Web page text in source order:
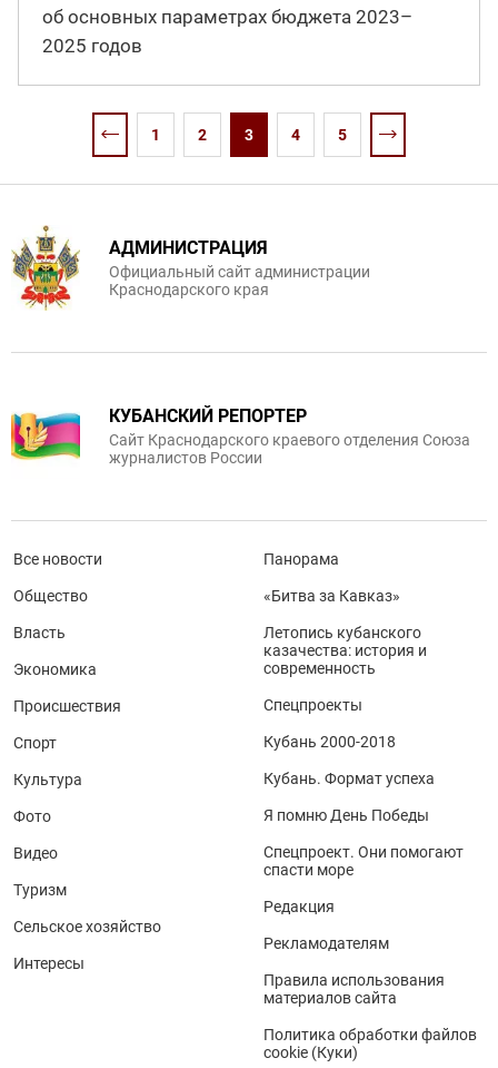
об основных параметрах бюджета 2023–
2025 годов
1 2 3 4 5
АДМИНИСТРАЦИЯ
Официальный сайт администрации
Краснодарского края
КУБАНСКИЙ РЕПОРТЕР
Сайт Краснодарского краевого отделения Союза
журналистов России
Все новости
Общество
Власть
Экономика
Происшествия
Спорт
Культура
Фото
Видео
Туризм
Сельское хозяйство
Интересы
Панорама
«Битва за Кавказ»
Летопись кубанского
казачества: история и
современность
Спецпроекты
Кубань 2000-2018
Кубань. Формат успеха
Я помню День Победы
Спецпроект. Они помогают
спасти море
Редакция
Рекламодателям
Правила использования
материалов сайта
Политика обработки файлов
cookie (Куки)